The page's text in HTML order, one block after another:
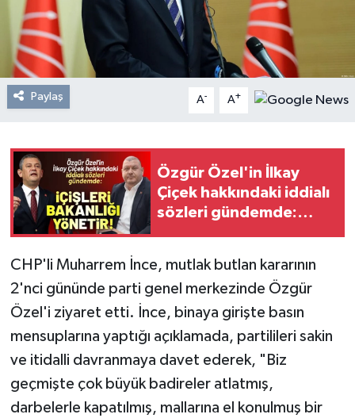
Paylaş A- A+
Özgür Özel'in İlkay
Çiçek hakkındaki iddialı
sözleri gündemde:
CHP'li Muharrem İnce, mutlak butlan kararının
2'nci gününde parti genel merkezinde Özgür
Özel'i ziyaret etti. İnce, binaya girişte basın
mensuplarına yaptığı açıklamada, partilileri sakin
ve itidalli davranmaya davet ederek, "Biz
geçmişte çok büyük badireler atlatmış,
darbelerle kapatılmış, mallarına el konulmuş bir